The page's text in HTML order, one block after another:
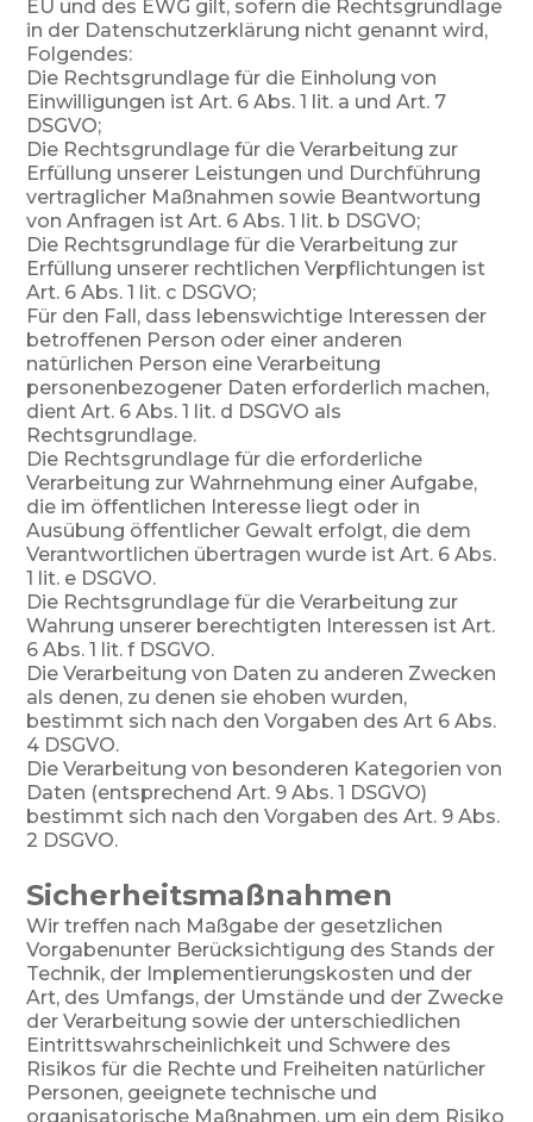
EU und des EWG gilt, sofern die Rechtsgrundlage
in der Datenschutzerklärung nicht genannt wird,
Folgendes:
Die Rechtsgrundlage für die Einholung von
Einwilligungen ist Art. 6 Abs. 1 lit. a und Art. 7
DSGVO;
Die Rechtsgrundlage für die Verarbeitung zur
Erfüllung unserer Leistungen und Durchführung
vertraglicher Maßnahmen sowie Beantwortung
von Anfragen ist Art. 6 Abs. 1 lit. b DSGVO;
Die Rechtsgrundlage für die Verarbeitung zur
Erfüllung unserer rechtlichen Verpflichtungen ist
Art. 6 Abs. 1 lit. c DSGVO;
Für den Fall, dass lebenswichtige Interessen der
betroffenen Person oder einer anderen
natürlichen Person eine Verarbeitung
personenbezogener Daten erforderlich machen,
dient Art. 6 Abs. 1 lit. d DSGVO als
Rechtsgrundlage.
Die Rechtsgrundlage für die erforderliche
Verarbeitung zur Wahrnehmung einer Aufgabe,
die im öffentlichen Interesse liegt oder in
Ausübung öffentlicher Gewalt erfolgt, die dem
Verantwortlichen übertragen wurde ist Art. 6 Abs.
1 lit. e DSGVO.
Die Rechtsgrundlage für die Verarbeitung zur
Wahrung unserer berechtigten Interessen ist Art.
6 Abs. 1 lit. f DSGVO.
Die Verarbeitung von Daten zu anderen Zwecken
als denen, zu denen sie ehoben wurden,
bestimmt sich nach den Vorgaben des Art 6 Abs.
4 DSGVO.
Die Verarbeitung von besonderen Kategorien von
Daten (entsprechend Art. 9 Abs. 1 DSGVO)
bestimmt sich nach den Vorgaben des Art. 9 Abs.
2 DSGVO.
Sicherheitsmaßnahmen
Wir treffen nach Maßgabe der gesetzlichen
Vorgabenunter Berücksichtigung des Stands der
Technik, der Implementierungskosten und der
Art, des Umfangs, der Umstände und der Zwecke
der Verarbeitung sowie der unterschiedlichen
Eintrittswahrscheinlichkeit und Schwere des
Risikos für die Rechte und Freiheiten natürlicher
Personen, geeignete technische und
organisatorische Maßnahmen, um ein dem Risiko